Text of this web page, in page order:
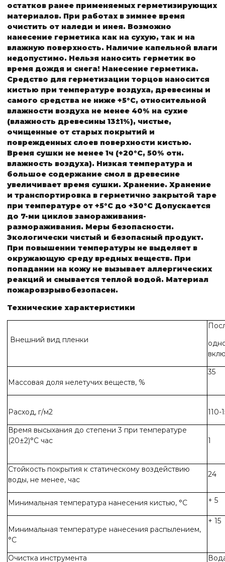
остатков ранее применяемых герметизирующих
материалов. При работах в зимнее время
очистить от наледи и инея. Возможно
нанесение герметика как на сухую, так и на
влажную поверхность. Наличие капельной влаги
недопустимо. Нельзя наносить герметик во
время дождя и снега! Нанесение герметика.
Средство для герметизации торцов наносится
кистью при температуре воздуха, древесины и
самого средства не ниже +5°С, относительной
влажности воздуха не менее 40% на сухие
(влажность древесины 13±1%), чистые,
очищенные от старых покрытий и
поврежденных слоев поверхности кистью.
Время сушки не менее 1ч (+20°С, 50% отн.
влажность воздуха). Низкая температура и
большое содержание смол в древесине
увеличивает время сушки. Хранение. Хранение
и транспортировка в герметично закрытой таре
при температуре от +5°С до +30°С Допускается
до 7-ми циклов замораживания-
размораживания. Меры безопасности.
Экологически чистый и безопасный продукт.
При повышении температуры не выделяет в
окружающую среду вредных веществ. При
попадании на кожу не вызывает аллергических
реакций и смывается теплой водой. Материал
пожаровзрывобезопасен.
Технические характеристики
Внешний вид пленки
Массовая доля нелетучих веществ, %
35
Расход, г/м2
110-
Время высыхания до степени 3 при температуре
(20±2)°С час
1
Стойкость покрытия к статическому воздействию
воды, не менее, час
24
Минимальная температура нанесения кистью, °С + 5
Минимальная температуре нанесения распылением,
°С
+ 15
Очистка инструмента